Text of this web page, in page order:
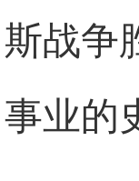
斯战争
事业的